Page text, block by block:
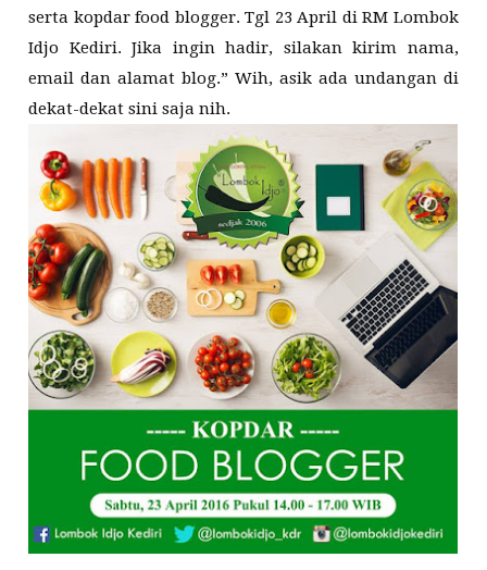
serta kopdar food blogger. Tgl 23 April di RM Lombok
Idjo Kediri. Jika ingin hadir, silakan kirim nama,
email dan alamat blog.” Wih, asik ada undangan di
dekat-dekat sini saja nih.